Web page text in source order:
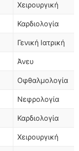
Χειρουργική
Καρδιολογία
Γενική Ιατρική
Άνευ
Οφθαλμολογία
Νεφρολογία
Καρδιολογία
Χειρουργική